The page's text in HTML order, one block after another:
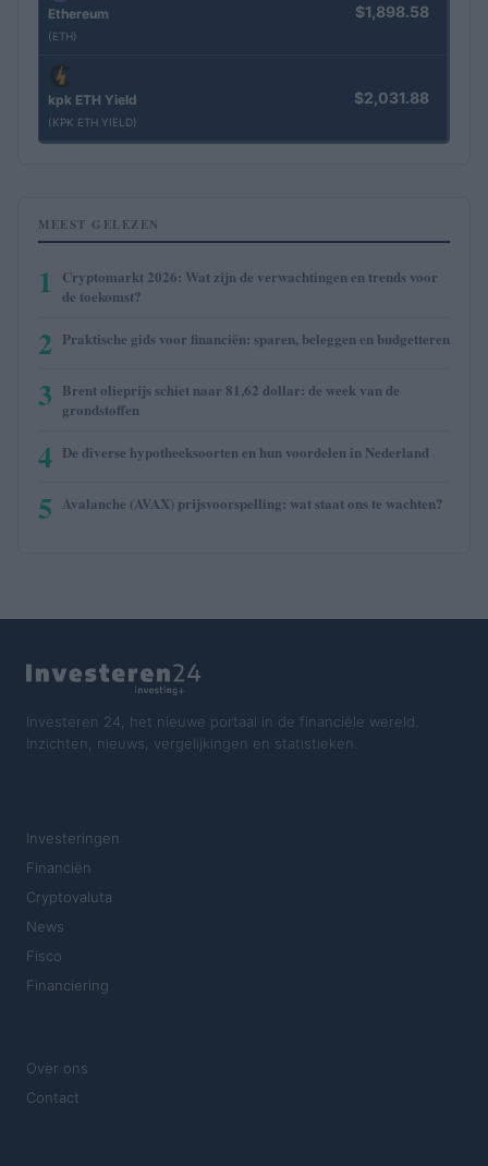
Ethereum
(ETH)
$1,898.58
kpk ETH Yield
(KPK ETH YIELD)
$2,031.88
MEEST GELEZEN
1
Cryptomarkt 2026: Wat zijn de verwachtingen en trends voor
de toekomst?
2 Praktische gids voor financiën: sparen, beleggen en budgetteren
3 Brent olieprijs schiet naar 81,62 dollar: de week van de
grondstoffen
4 De diverse hypotheeksoorten en hun voordelen in Nederland
5 Avalanche (AVAX) prijsvoorspelling: wat staat ons te wachten?
Investeren 24, het nieuwe portaal in de financiële wereld.
Inzichten, nieuws, vergelijkingen en statistieken.
Investeringen
Financiën
Cryptovaluta
News
Fisco
Financiering
Over ons
Contact